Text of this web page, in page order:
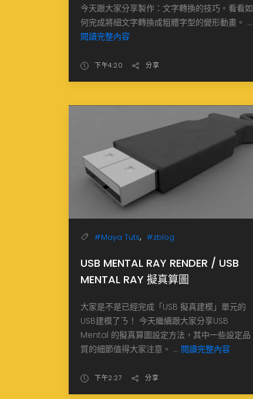
今天跟大家分享製作：文字轉換的技巧。看看如
何完成將細文字轉換成粗體字型的變形動畫。 ...
閱讀完整內容
下午4:20 分享
#Maya Tuts, #zblog
USB MENTAL RAY RENDER / USB
MENTAL RAY 擬真算圖
大家是不是已經完成「USB 擬真建模」單元的
USB建模了ㄋ！ 今天繼續跟大家分享USB
Mental 的擬真算圖設定方法，其中一些設定品
質的細節值得大家注意。 ... 閱讀完整內容
下午2:27 分享